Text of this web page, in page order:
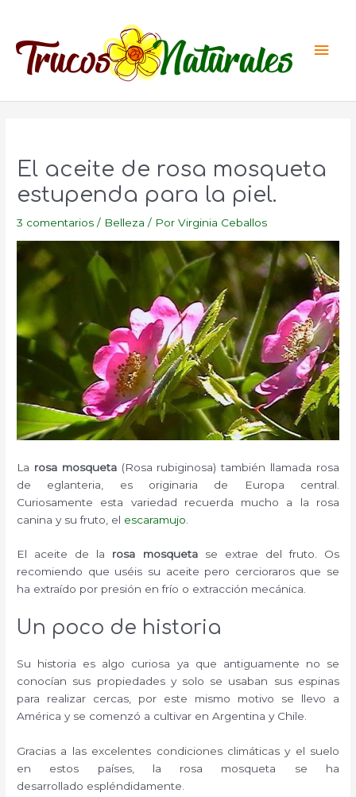
contenido
El aceite de rosa mosqueta
estupenda para la piel.
3 comentarios / Belleza / PorVirginia Ceballos
La rosa mosqueta(Rosa rubiginosa) también llamada rosa
de eglanteria, es originaria de Europa central.
Curiosamente esta variedad recuerda mucho a la rosa
canina y su fruto, el escaramujo
El aceite de la rosa mosquetase extrae del fruto. Os
recomiendo que uséis su aceite pero cercioraros que se
ha extraído por presión en frío o extracción mecánica.
Un poco de historia
Su historia es algo curiosa ya que antiguamente no se
conocían sus propiedades y solo se usaban sus espinas
para realizar cercas, por este mismo motivo se llevo a
América y se comenzó a cultivar en Argentina y Chile.
Gracias a las excelentes condiciones climáticas y el suelo
en estos países, la rosa mosqueta se ha
desarrollado espléndidamente.